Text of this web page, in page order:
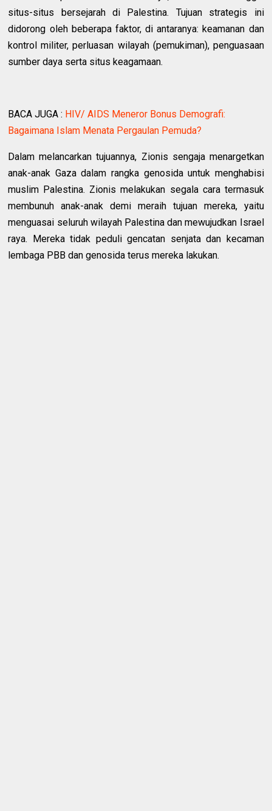
situs-situs bersejarah di Palestina. Tujuan strategis ini
didorong oleh beberapa faktor, di antaranya: keamanan dan
kontrol militer, perluasan wilayah (pemukiman), penguasaan
sumber daya serta situs keagamaan.
BACA JUGA : HIV/ AIDS Meneror Bonus Demografi:
Bagaimana Islam Menata Pergaulan Pemuda?
Dalam melancarkan tujuannya, Zionis sengaja menargetkan
anak-anak Gaza dalam rangka genosida untuk menghabisi
muslim Palestina. Zionis melakukan segala cara termasuk
membunuh anak-anak demi meraih tujuan mereka, yaitu
menguasai seluruh wilayah Palestina dan mewujudkan Israel
raya. Mereka tidak peduli gencatan senjata dan kecaman
lembaga PBB dan genosida terus mereka lakukan.